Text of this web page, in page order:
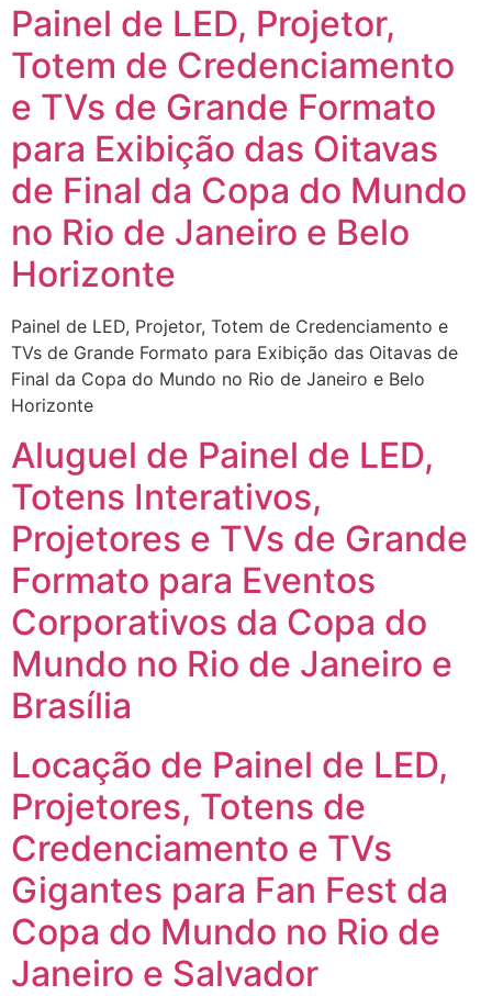
Painel de LED, Projetor,
Totem de Credenciamento
e TVs de Grande Formato
para Exibição das Oitavas
de Final da Copa do Mundo
no Rio de Janeiro e Belo
Horizonte
Painel de LED, Projetor, Totem de Credenciamento e
TVs de Grande Formato para Exibição das Oitavas de
Final da Copa do Mundo no Rio de Janeiro e Belo
Horizonte
Aluguel de Painel de LED,
Totens Interativos,
Projetores e TVs de Grande
Formato para Eventos
Corporativos da Copa do
Mundo no Rio de Janeiro e
Brasília
Locação de Painel de LED,
Projetores, Totens de
Credenciamento e TVs
Gigantes para Fan Fest da
Copa do Mundo no Rio de
Janeiro e Salvador